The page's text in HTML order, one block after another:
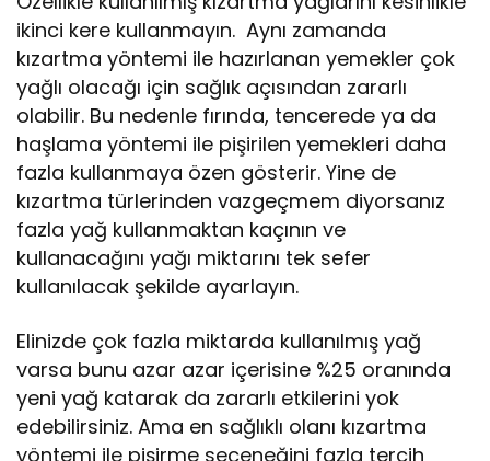
ikinci kere kullanmayın. Aynı zamanda
kızartma yöntemi ile hazırlanan yemekler çok
yağlı olacağı için sağlık açısından zararlı
olabilir. Bu nedenle fırında, tencerede ya da
haşlama yöntemi ile pişirilen yemekleri daha
fazla kullanmaya özen gösterir. Yine de
kızartma türlerinden vazgeçmem diyorsanız
fazla yağ kullanmaktan kaçının ve
kullanacağını yağı miktarını tek sefer
kullanılacak şekilde ayarlayın.
Elinizde çok fazla miktarda kullanılmış yağ
varsa bunu azar azar içerisine %25 oranında
yeni yağ katarak da zararlı etkilerini yok
edebilirsiniz. Ama en sağlıklı olanı kızartma
yöntemi ile pişirme seçeneğini fazla tercih